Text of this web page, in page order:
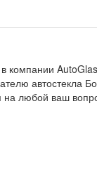
компании
автостекла
на любой ваш